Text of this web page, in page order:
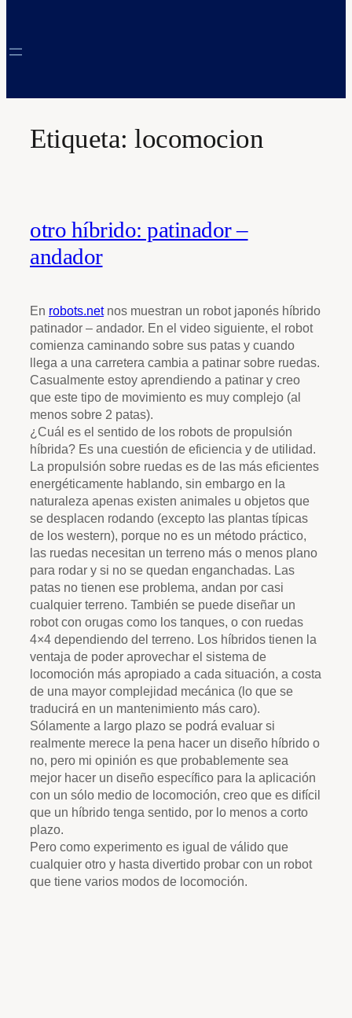
Etiqueta: locomocion
otro híbrido: patinador –
andador
En robots.netnos muestran un robot japonés híbrido
patinador – andador. En el video siguiente, el robot
comienza caminando sobre sus patas y cuando
llega a una carretera cambia a patinar sobre ruedas.
Casualmente estoy aprendiendo a patinar y creo
que este tipo de movimiento es muy complejo (al
menos sobre 2 patas).
¿Cuál es el sentido de los robots de propulsión
híbrida? Es una cuestión de eficiencia y de utilidad.
La propulsión sobre ruedas es de las más eficientes
energéticamente hablando, sin embargo en la
naturaleza apenas existen animales u objetos que
se desplacen rodando (excepto las plantas típicas
de los western), porque no es un método práctico,
las ruedas necesitan un terreno más o menos plano
para rodar y si no se quedan enganchadas. Las
patas no tienen ese problema, andan por casi
cualquier terreno. También se puede diseñar un
robot con orugas como los tanques, o con ruedas
4×4 dependiendo del terreno. Los híbridos tienen la
ventaja de poder aprovechar el sistema de
locomoción más apropiado a cada situación, a costa
de una mayor complejidad mecánica (lo que se
traducirá en un mantenimiento más caro).
Sólamente a largo plazo se podrá evaluar si
realmente merece la pena hacer un diseño híbrido o
no, pero mi opinión es que probablemente sea
mejor hacer un diseño específico para la aplicación
con un sólo medio de locomoción, creo que es difícil
que un híbrido tenga sentido, por lo menos a corto
plazo.
Pero como experimento es igual de válido que
cualquier otro y hasta divertido probar con un robot
que tiene varios modos de locomoción.